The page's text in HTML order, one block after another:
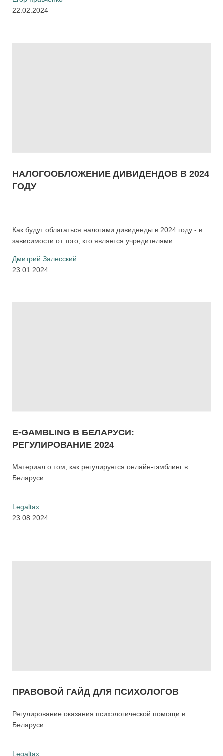
22.02.2024
НАЛОГООБЛОЖЕНИЕ ДИВИДЕНДОВ В 2024
ГОДУ
Как будут облагаться налогами дивиденды в 2024 году - в
зависимости от того, кто является учредителями.
Дмитрий Залесский
23.01.2024
E-GAMBLING В БЕЛАРУСИ:
РЕГУЛИРОВАНИЕ 2024
Материал о том, как регулируется онлайн-гэмблинг в
Беларуси
Legaltax
23.08.2024
ПРАВОВОЙ ГАЙД ДЛЯ ПСИХОЛОГОВ
Регулирование оказания психологической помощи в
Беларуси
Legaltax